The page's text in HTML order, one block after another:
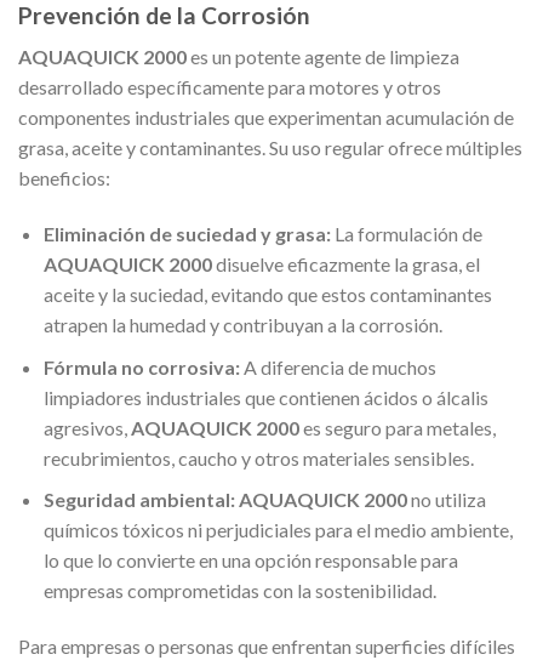
Prevención de la Corrosión
AQUAQUICK 2000es un potente agente de limpieza
desarrollado específicamente para motores y otros
componentes industriales que experimentan acumulación de
grasa, aceite y contaminantes. Su uso regular ofrece múltiples
beneficios:
Eliminación de suciedad y grasa:La formulación de
AQUAQUICK 2000disuelve eficazmente la grasa, el
aceite y la suciedad, evitando que estos contaminantes
atrapen la humedad y contribuyan a la corrosión.
Fórmula no corrosiva:A diferencia de muchos
limpiadores industriales que contienen ácidos o álcalis
agresivos, AQUAQUICK 2000es seguro para metales,
recubrimientos, caucho y otros materiales sensibles.
Seguridad ambiental:AQUAQUICK 2000no utiliza
químicos tóxicos ni perjudiciales para el medio ambiente,
lo que lo convierte en una opción responsable para
empresas comprometidas con la sostenibilidad.
Para empresas o personas que enfrentan superficies difíciles